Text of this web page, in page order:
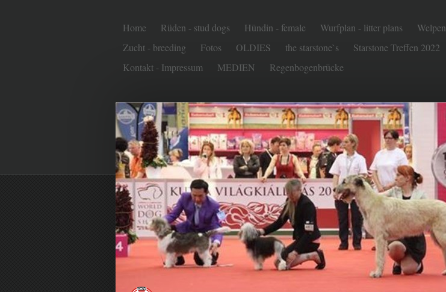
Home Rüden - stud dogs Hündin - female Wurfplan - litter plans Welpen
Zucht - breeding
Fotos OLDIES the starstone`s Starstone Treffen 2022
Kontakt - Impressum
MEDIEN Regenbogenbrücke